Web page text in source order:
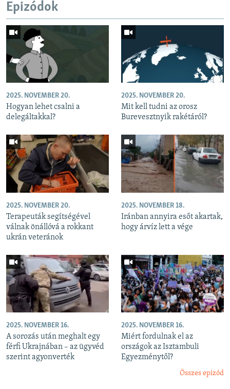
Epizódok
2025. NOVEMBER 20.
Hogyan lehet csalni a
delegáltakkal?
2025. NOVEMBER 20.
Mit kell tudni az orosz
Burevesztnyik rakétáról?
2025. NOVEMBER 20.
Terapeuták segítségével
válnak önállóvá a rokkant
ukrán veteránok
2025. NOVEMBER 18.
Iránban annyira esőt akartak,
hogy árvíz lett a vége
2025. NOVEMBER 16.
A sorozás után meghalt egy
férfi Ukrajnában – az ügyvéd
szerint agyonverték
2025. NOVEMBER 16.
Miért fordulnak el az
országok az Isztambuli
Egyezménytől?
Összes epizód